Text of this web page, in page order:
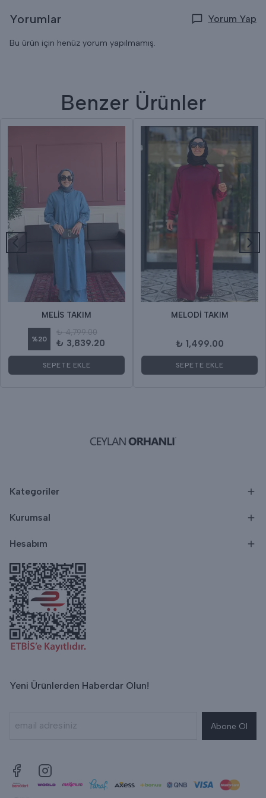
Yorumlar Yorum Yap
Bu ürün için henüz yorum yapılmamış.
Benzer Ürünler
MELİS TAKIM
%20
₺ 4,799.00
₺ 3,839.20
SEPETE EKLE
MELODİ TAKIM
₺ 1,499.00
SEPETE EKLE
Kategoriler
Kurumsal
Hesabım
Yeni Ürünlerden Haberdar Olun!
Abone Ol